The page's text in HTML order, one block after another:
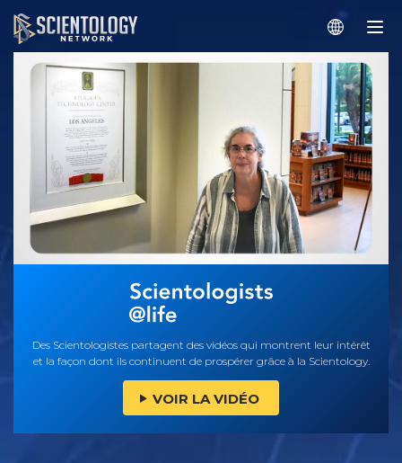
Des Scientologistes partagent des vidéos qui montrent leur intérêt
et la façon dont ils continuent de prospérer grâce à la Scientology.
VOIR LA VIDÉO